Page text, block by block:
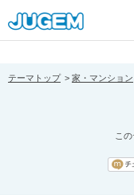
[pear_error:
prefix="" info=""]
テーマトップ 家・マンション
こ